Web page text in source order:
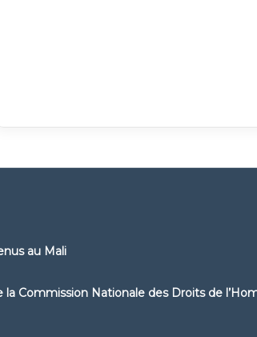
au Mali
Commission Nationale des Droits de